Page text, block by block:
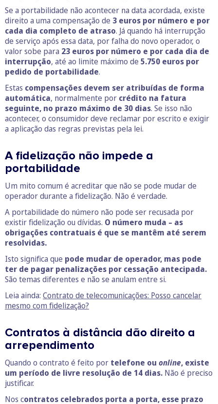
Se a portabilidade não acontecer na data acordada, existe
direito a uma compensação de 3 euros por número e por
cada dia completo de atraso. Já quando há interrupção
de serviço após essa data, por falha do novo operador, o
valor sobe para 23 euros por número e por cada dia de
interrupção, até ao limite máximo de 5.750 euros por
pedido de portabilidade.
Estas compensações devem ser atribuídas de forma
automática, normalmente por crédito na fatura
seguinte, no prazo máximo de 30 dias. Se isso não
acontecer, o consumidor deve reclamar por escrito e exigir
a aplicação das regras previstas pela lei.
A fidelização não impede a
portabilidade
Um mito comum é acreditar que não se pode mudar de
operador durante a fidelização. Não é verdade.
A portabilidade do número não pode ser recusada por
existir fidelização ou dívidas. O número muda – as
obrigações contratuais é que se mantêm até serem
resolvidas.
Isto significa que pode mudar de operador, mas pode
ter de pagar penalizações por cessação antecipada.
São temas diferentes e não se anulam entre si.
Leia ainda: Contrato de telecomunicações: Posso cancelar
mesmo com fidelização?
Contratos à distância dão direito a
arrependimento
Quando o contrato é feito por telefone ou online, existe
um período de livre resolução de 14 dias. Não é preciso
justificar.
Nos contratos celebrados porta a porta, esse prazo